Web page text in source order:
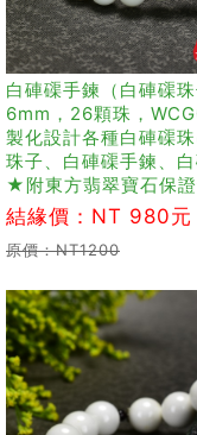
白硨磲手鍊（白硨磲
6mm，26顆珠，
製化設計各種白硨磲
珠子、白硨磲手鍊、白
★附東方翡翠寶石保
結緣價：NT 980元
原價：NT1200